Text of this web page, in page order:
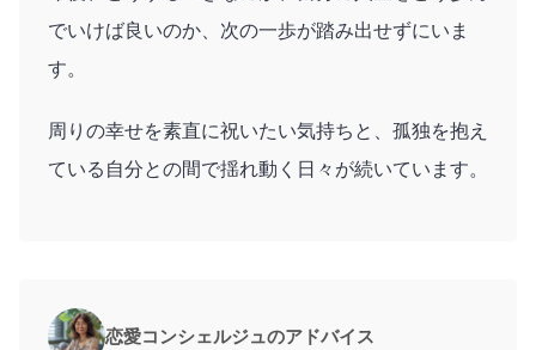
でいけば良いのか、次の一歩が踏み出せずにいま
す。
周りの幸せを素直に祝いたい気持ちと、孤独を抱え
ている自分との間で揺れ動く日々が続いています。
恋愛コンシェルジュのアドバイス